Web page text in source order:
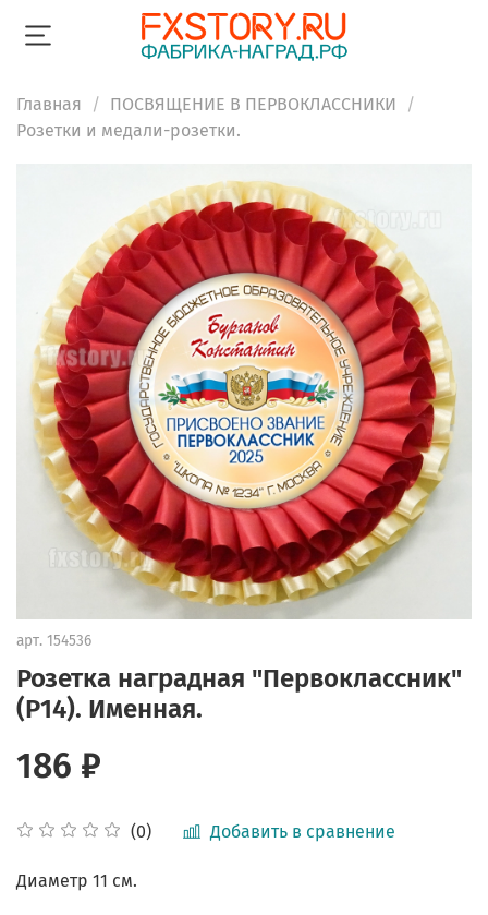
Главная
ПОСВЯЩЕНИЕ В ПЕРВОКЛАССНИКИ
Розетки и медали-розетки.
арт. 154536
Розетка наградная "Первоклассник"
(P14). Именная.
(0) Добавить в сравнение
186 ₽
Диаметр 11 см.